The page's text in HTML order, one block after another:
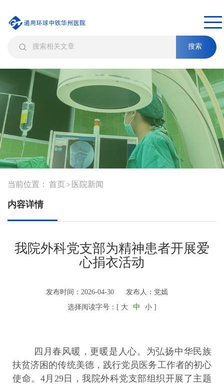
搜索
当前位置： 首页 > 医院新闻
内容详情
我院外科党支部为精神患者开展爱
心捐衣活动
发布时间：2026-04-30
发布人：党嫣
选择阅读字号：[ 大 中 小 ]
四月春风暖，更暖是人心。为弘扬中华民族
扶贫济困的传统美德，践行党员医务工作者的初心
使命。4月29日，我院外科党支部组织开展了主题